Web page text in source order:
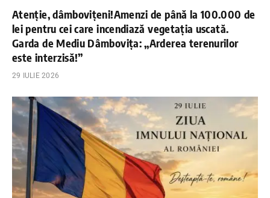
Atenție, dâmbovițeni!Amenzi de până la 100.000 de
lei pentru cei care incendiază vegetația uscată.
Garda de Mediu Dâmbovița: „Arderea terenurilor
este interzisă!”
29 IULIE 2026